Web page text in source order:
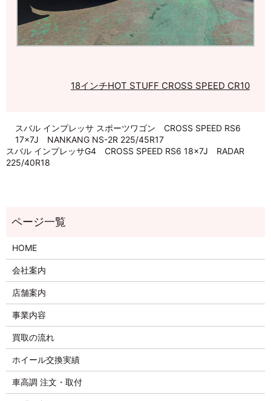
18インチHOT STUFF CROSS SPEED CR10
スバル インプレッサ スポーツワゴン CROSS SPEED RS6
17×7J NANKANG NS-2R 225/45R17
スバル インプレッサG4 CROSS SPEED RS6 18×7J RADAR
225/40R18
HOME
会社案内
店舗案内
事業内容
買取の流れ
ホイール交換実績
車高調 注文・取付